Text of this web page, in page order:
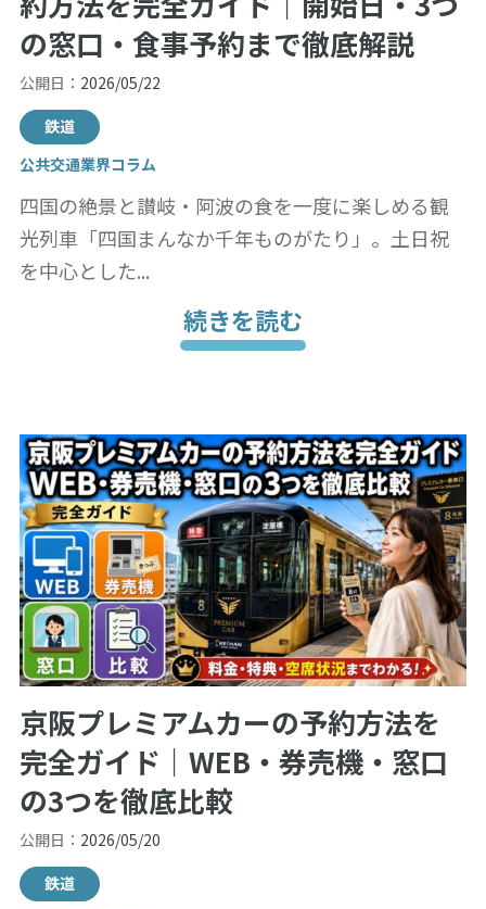
の窓口・食事予約まで徹底解説
公開日： 2026/05/22
鉄道
公共交通業界コラム
四国の絶景と讃岐・阿波の食を一度に楽しめる観
光列車「四国まんなか千年ものがたり」。土日祝
を中心とした...
続きを読む
京阪プレミアムカーの予約方法を
完全ガイド｜WEB・券売機・窓口
の3つを徹底比較
公開日： 2026/05/20
鉄道